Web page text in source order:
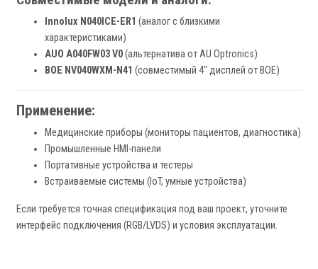
Innolux N040ICE-ER1 (аналог с близкими
характеристиками)
AUO A040FW03 V0(альтернатива от AU Optronics)
BOE NV040WXM-N41 (совместимый 4" дисплей от BOE)
Применение:
Медицинские приборы (мониторы пациентов, диагностика)
Промышленные HMI-панели
Портативные устройства и тестеры
Встраиваемые системы (IoT, умные устройства)
Если требуется точная спецификация под ваш проект, уточните
интерфейс подключения (RGB/LVDS) и условия эксплуатации.